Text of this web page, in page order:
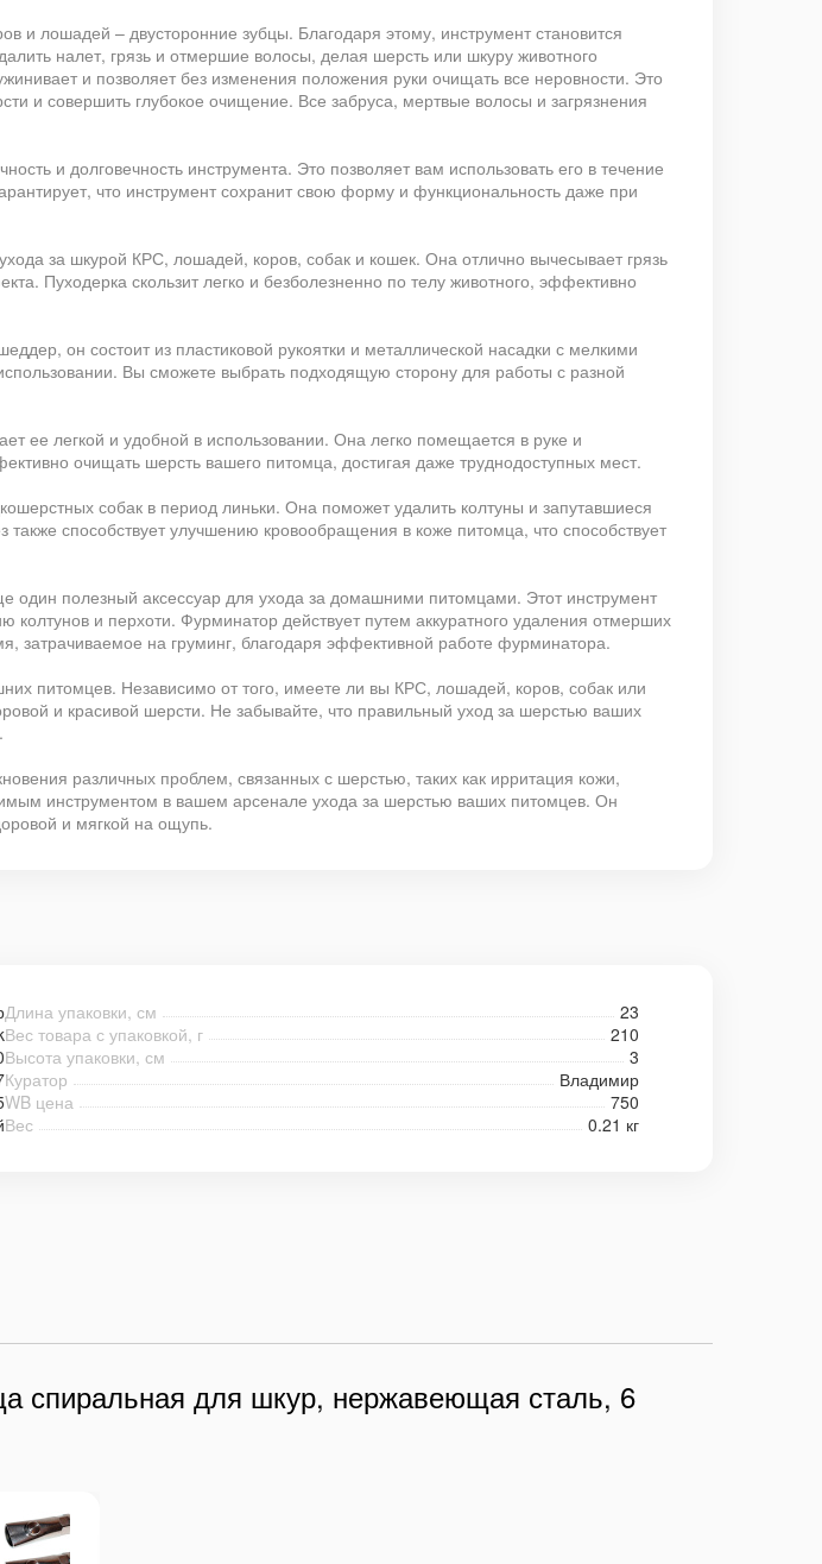
и лошадей – двусторонние зубцы. Благодаря этому, инструмент становится
налет, грязь и отмершие волосы, делая шерсть или шкуру животного
и позволяет без изменения положения руки очищать все неровности. Это
и совершить глубокое очищение. Все забруса, мертвые волосы и загрязнения
и долговечность инструмента. Это позволяет вам использовать его в течение
что инструмент сохранит свою форму и функциональность даже при
за шкурой КРС, лошадей, коров, собак и кошек. Она отлично вычесывает грязь
Пуходерка скользит легко и безболезненно по телу животного, эффективно
он состоит из пластиковой рукоятки и металлической насадки с мелкими
Вы сможете выбрать подходящую сторону для работы с разной
ее легкой и удобной в использовании. Она легко помещается в руке и
очищать шерсть вашего питомца, достигая даже труднодоступных мест.
собак в период линьки. Она поможет удалить колтуны и запутавшиеся
способствует улучшению кровообращения в коже питомца, что способствует
один полезный аксессуар для ухода за домашними питомцами. Этот инструмент
и перхоти. Фурминатор действует путем аккуратного удаления отмерших
затрачиваемое на груминг, благодаря эффективной работе фурминатора.
питомцев. Независимо от того, имеете ли вы КРС, лошадей, коров, собак или
и красивой шерсти. Не забывайте, что правильный уход за шерстью ваших
различных проблем, связанных с шерстью, таких как ирритация кожи,
инструментом в вашем арсенале ухода за шерстью ваших питомцев. Он
и мягкой на ощупь.
Длина упаковки, см
23
Вес товара с упаковкой, г
210
Высота упаковки, см
3
Куратор
Владимир
WB цена
750
Вес 0.21 кг
спиральная для шкур, нержавеющая сталь, 6